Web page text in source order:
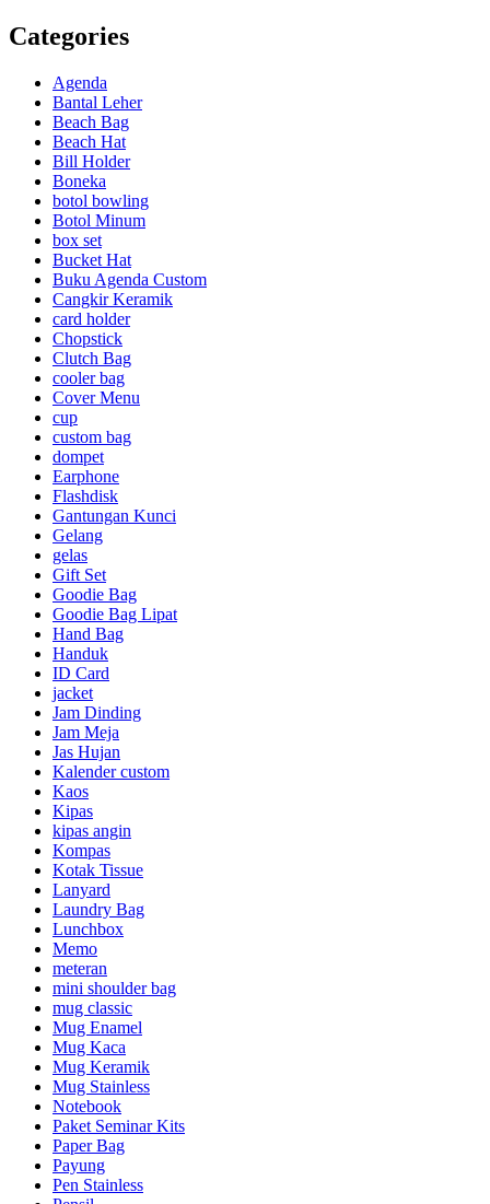
Categories
Agenda
Bantal Leher
Beach Bag
Beach Hat
Bill Holder
Boneka
botol bowling
Botol Minum
box set
Bucket Hat
Buku Agenda Custom
Cangkir Keramik
card holder
Chopstick
Clutch Bag
cooler bag
Cover Menu
cup
custom bag
dompet
Earphone
Flashdisk
Gantungan Kunci
Gelang
gelas
Gift Set
Goodie Bag
Goodie Bag Lipat
Hand Bag
Handuk
ID Card
jacket
Jam Dinding
Jam Meja
Jas Hujan
Kalender custom
Kaos
Kipas
kipas angin
Kompas
Kotak Tissue
Lanyard
Laundry Bag
Lunchbox
Memo
meteran
mini shoulder bag
mug classic
Mug Enamel
Mug Kaca
Mug Keramik
Mug Stainless
Notebook
Paket Seminar Kits
Paper Bag
Payung
Pen Stainless